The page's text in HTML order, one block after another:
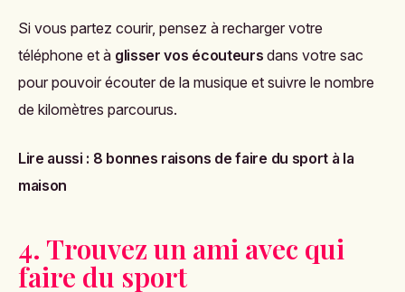
Si vous partez courir, pensez à recharger votre
téléphone et à glisser vos écouteurs dans votre sac
pour pouvoir écouter de la musique et suivre le nombre
de kilomètres parcourus.
Lire aussi : 8 bonnes raisons de faire du sport à la
maison
4. Trouvez un ami avec qui
faire du sport